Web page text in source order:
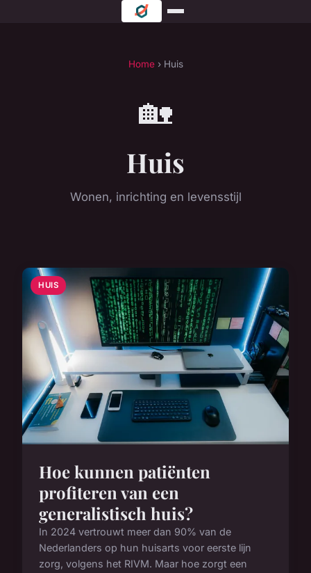
Home› Huis
🏡
Huis
Wonen, inrichting en levensstijl
HUIS
Hoe kunnen patiënten
profiteren van een
generalistisch huis?
In 2024 vertrouwt meer dan 90% van de
Nederlanders op hun huisarts voor eerste lijn
zorg, volgens het RIVM. Maar hoe zorgt een